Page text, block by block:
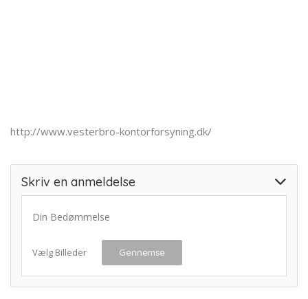
http://www.vesterbro-kontorforsyning.dk/
Skriv en anmeldelse
Din Bedømmelse
Vælg Billeder Gennemse